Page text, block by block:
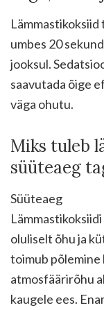
Lämmastikoksiid
umbes 20
jooksul.
saavutada õige
väga ohutu.
Miks tuleb
süüteaeg
Süüteaeg
oluliselt õhu ja
toimub põlemine
atmosfäärirõhu
kaugele ees.